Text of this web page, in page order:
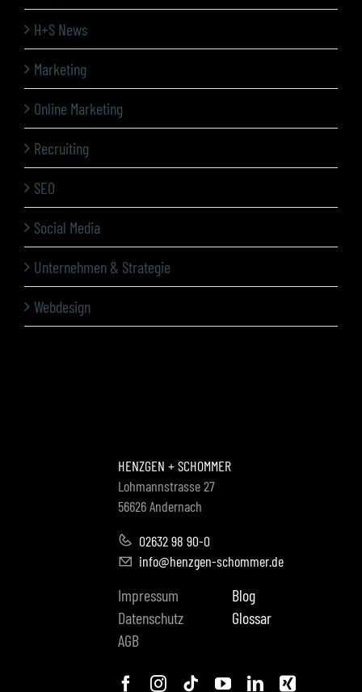
H+S News
Marketing
Online Marketing
Recruiting
SEO
Social Media
Unternehmen & Strategie
Webdesign
HENZGEN + SCHOMMER
Lohmannstrasse 27
56626 Andernach
02632 98 90-0
info@henzgen-schommer.de
Impressum
Datenschutz
AGB
Blog
Glossar